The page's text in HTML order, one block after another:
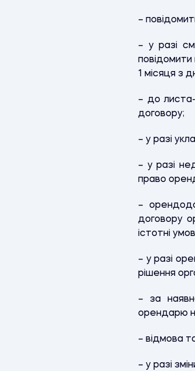
–
– у разі
повідомити
1 місяця з
– до
договору;
– у разі
– у разі
право
–
договору
істотні
– у разі
рішення
– за
орендарю
– відмова
– у разі